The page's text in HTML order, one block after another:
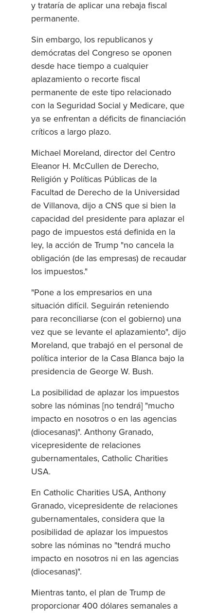
y trataría de aplicar una rebaja fiscal
permanente.
Sin embargo, los republicanos y
demócratas del Congreso se oponen
desde hace tiempo a cualquier
aplazamiento o recorte fiscal
permanente de este tipo relacionado
con la Seguridad Social y Medicare, que
ya se enfrentan a déficits de financiación
críticos a largo plazo.
Michael Moreland, director del Centro
Eleanor H. McCullen de Derecho,
Religión y Políticas Públicas de la
Facultad de Derecho de la Universidad
de Villanova, dijo a CNS que si bien la
capacidad del presidente para aplazar el
pago de impuestos está definida en la
ley, la acción de Trump "no cancela la
obligación (de las empresas) de recaudar
los impuestos."
"Pone a los empresarios en una
situación difícil. Seguirán reteniendo
para reconciliarse (con el gobierno) una
vez que se levante el aplazamiento", dijo
Moreland, que trabajó en el personal de
política interior de la Casa Blanca bajo la
presidencia de George W. Bush.
La posibilidad de aplazar los impuestos
sobre las nóminas [no tendrá] "mucho
impacto en nosotros o en las agencias
(diocesanas)". Anthony Granado,
vicepresidente de relaciones
gubernamentales, Catholic Charities
USA.
En Catholic Charities USA, Anthony
Granado, vicepresidente de relaciones
gubernamentales, considera que la
posibilidad de aplazar los impuestos
sobre las nóminas no "tendrá mucho
impacto en nosotros ni en las agencias
(diocesanas)".
Mientras tanto, el plan de Trump de
proporcionar 400 dólares semanales a